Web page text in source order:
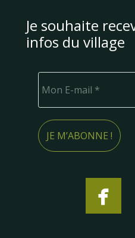
Je souhaite
infos du village